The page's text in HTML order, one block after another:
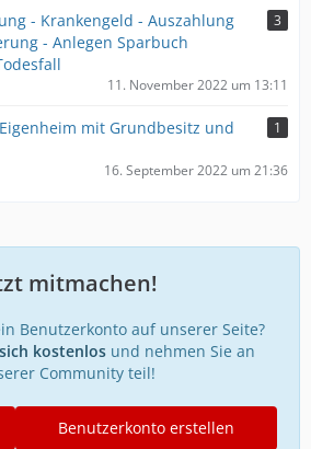
- Krankengeld - Auszahlung
- Anlegen Sparbuch
3
11. November 2022 um 13:11
mit Grundbesitz und
1
16. September 2022 um 21:36
mitmachen!
Benutzerkonto auf unserer Seite?
kostenlosund nehmen Sie an
Community teil!
Benutzerkonto erstellen